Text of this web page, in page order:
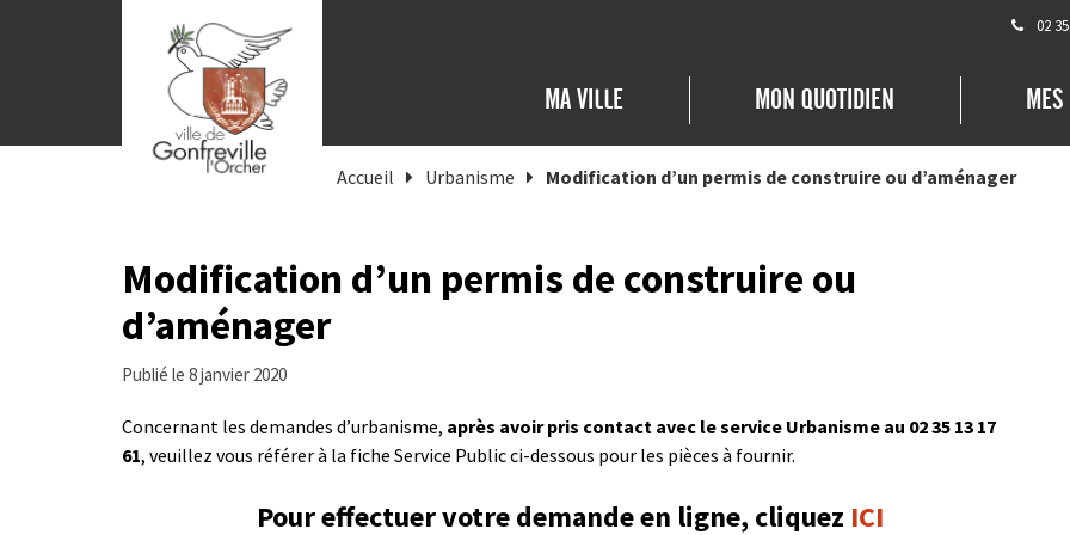
02
MA VILLE MON QUOTIDIEN
Accueil Urbanisme Modification d’un permis de construire ou d’aménager
Modification d’un permis de construire ou
d’aménager
Publié le 8 janvier 2020
Concernant les demandes d’urbanisme, après avoir pris contact avec le service Urbanisme au 02 35 13 17
61, veuillez vous référer à la fiche Service Public ci-dessous pour les pièces à fournir.
Pour effectuer votre demande en ligne, cliquez ICI